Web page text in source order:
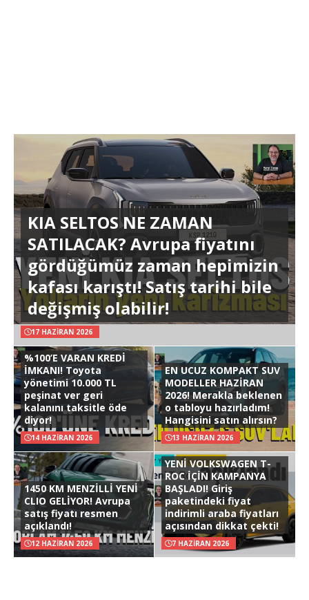
KIA SELTOS NE ZAMAN
SATILACAK? Avrupa fiyatını
gördüğümüz zaman hepimizin
kafası karıştı! Satış tarihi bile
değişmiş olabilir!
17 HAZIRAN 2026
%100’E VARAN KREDİ
İMKANI! Toyota
yönetimi 10.000 TL
peşinat ver geri
kalanını taksitle öde
diyor!
14 HAZIRAN 2026
EN UCUZ KOMPAKT SUV
MODELLER HAZİRAN
2026! Merakla beklenen
o tabloyu hazırladım!
Hangisini satın alırsın?
13 HAZIRAN 2026
1450 KM MENZİLLİ YENİ
CLIO GELİYOR! Avrupa
satış fiyatı resmen
açıklandı!
12 HAZIRAN 2026
YENİ VOLKSWAGEN T-
ROC İÇİN KAMPANYA
BAŞLADI! Giriş
paketindeki fiyat
indirimli araba fiyatları
açısından dikkat çekti!
7 HAZIRAN 2026